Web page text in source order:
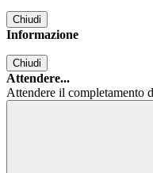
Chiudi
Informazione
Chiudi
Attendere...
Attendere il completamento